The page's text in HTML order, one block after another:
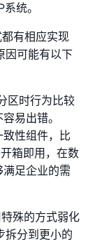
统。
有相应实现
因可能有以下
区时行为比较
易出错。
性组件，比
箱即用，在数
足企业的需
殊的方式弱化
拆分到更小的